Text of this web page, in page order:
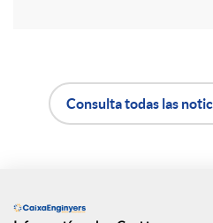
Consulta todas las